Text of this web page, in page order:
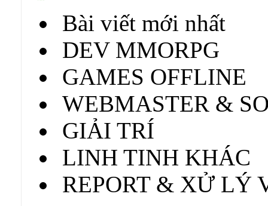
Bài viết mới nhất
DEV MMORPG
GAMES OFFLINE
WEBMASTER &
GIẢI TRÍ
LINH TINH KHÁC
REPORT & XỬ LÝ